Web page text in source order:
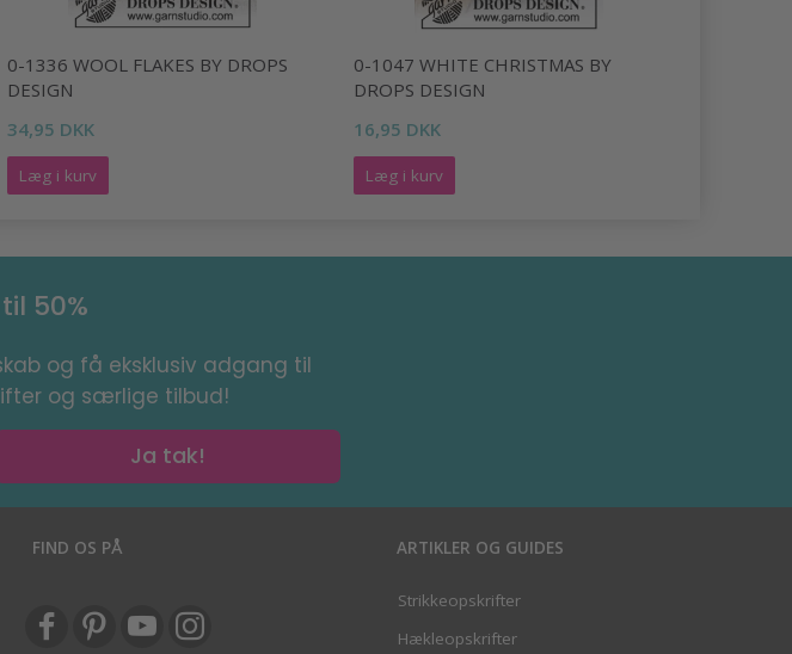
0-1336 WOOL FLAKES BY DROPS
DESIGN
34,95 DKK
Læg i kurv
0-1047 WHITE CHRISTMAS BY
DROPS DESIGN
16,95 DKK
Læg i kurv
50%
og få eksklusiv adgang til
og særlige tilbud!
Ja tak!
FIND OS PÅ ARTIKLER OG GUIDES
Strikkeopskrifter
Hækleopskrifter